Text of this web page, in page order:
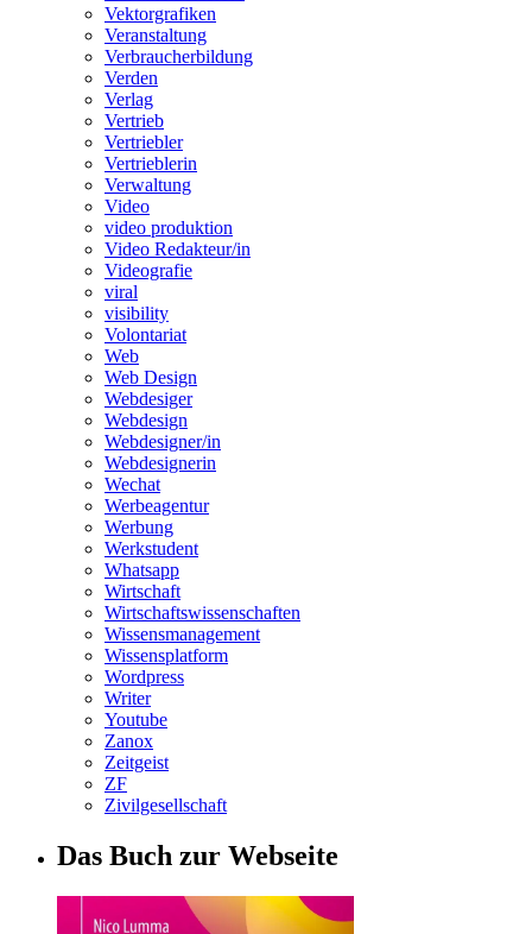
Vektorgrafiken
Veranstaltung
Verbraucherbildung
Verden
Verlag
Vertrieb
Vertriebler
Vertrieblerin
Verwaltung
Video
video produktion
Video Redakteur/in
Videografie
viral
visibility
Volontariat
Web
Web Design
Webdesiger
Webdesign
Webdesigner/in
Webdesignerin
Wechat
Werbeagentur
Werbung
Werkstudent
Whatsapp
Wirtschaft
Wirtschaftswissenschaften
Wissensmanagement
Wissensplatform
Wordpress
Writer
Youtube
Zanox
Zeitgeist
ZF
Zivilgesellschaft
Das Buch zur Webseite